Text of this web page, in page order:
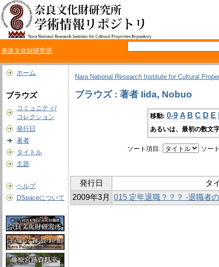
奈良文化財研究所
ホーム
ブラウズ
コミュニティ/
コレクション
発行日
著者
タイトル
主題
ヘルプ
DSpaceについて
Nara National Research Institute for Cultural
ブラウズ : 著者 Iida, Nobuo
移動: 0-9 A B C D E
あるいは、最初の数文
ソート項目: ソー
発行日
タ
2009年3月
015 定年退職？？？ -退職者